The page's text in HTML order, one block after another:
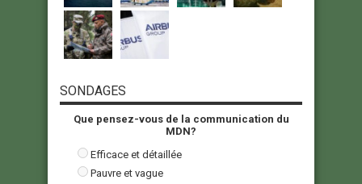
SONDAGES
Que pensez-vous de la communication du
MDN?
Efficace et détaillée
Pauvre et vague